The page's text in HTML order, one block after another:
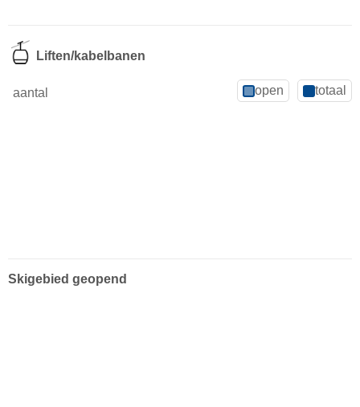
Liften/kabelbanen
aantal open totaal
Skigebied geopend